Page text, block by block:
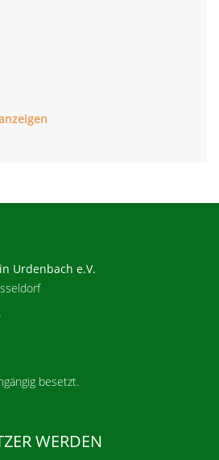
Urdenbach e.V.
besetzt.
WERDEN